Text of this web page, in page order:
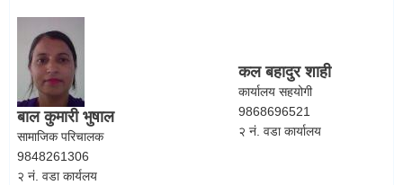
बाल कुमारी भुषाल
सामाजिक परिचालक
9848261306
२ नं. वडा कार्यलय
कल बहादुर शाही
कार्यालय सहयोगी
9868696521
२ नं. वडा कार्यालय